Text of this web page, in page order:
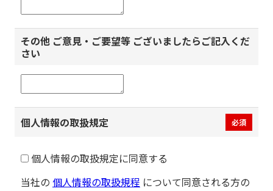
その他 ご意見・ご要望等 ございましたらご記入くだ
さい
個人情報の取扱規定 必須
個人情報の取扱規定に同意する
当社の 個人情報の取扱規程 について同意される方の